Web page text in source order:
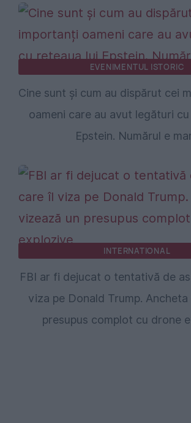
EVENIMENTUL ISTORIC
Cine sunt și cum au dispărut cei
oameni care au avut legături
Epstein. Numărul e
INTERNATIONAL
FBI ar fi dejucat o tentativă de
viza pe Donald Trump.
presupus complot cu drone